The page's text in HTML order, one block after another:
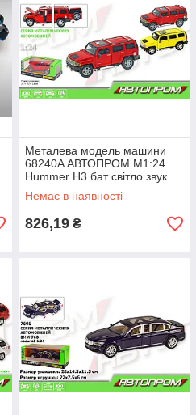
Металева модель машини
68240A АВТОПРОМ М1:24
Hummer H3 бат світло звук
відкриваються двері, капот
багаж. в
Немає в наявності
826,19 ₴